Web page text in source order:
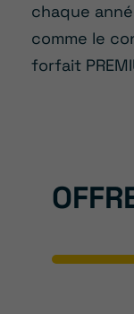
chaque
comme le
forfait